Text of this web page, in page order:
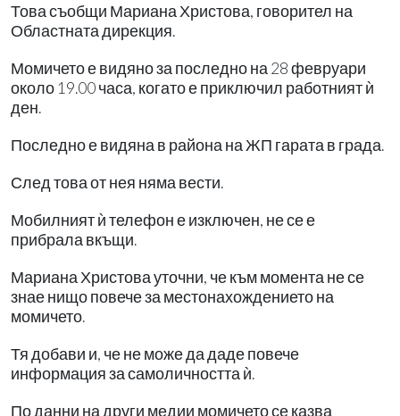
Това съобщи Мариана Христова, говорител на
Областната дирекция.
Момичето е видяно за последно на 28 февруари
около 19.00 часа, когато е приключил работният ѝ
ден.
Последно е видяна в района на ЖП гарата в града.
След това от нея няма вести.
Мобилният ѝ телефон е изключен, не се е
прибрала вкъщи.
Мариана Христова уточни, че към момента не се
знае нищо повече за местонахождението на
момичето.
Тя добави и, че не може да даде повече
информация за самоличността ѝ.
По данни на други медии момичето се казва